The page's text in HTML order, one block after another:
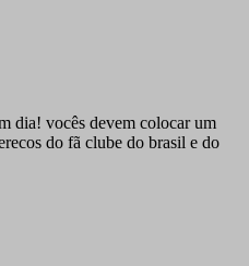
dia! vocês devem colocar um
do fã clube do brasil e do